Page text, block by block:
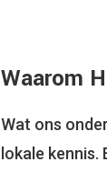
Waarom
Wat ons
lokale